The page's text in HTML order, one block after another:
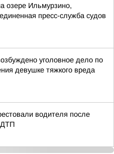
озере Ильмурзино,
пресс-служба судов
уголовное дело по
девушке тяжкого вреда
водителя после
ДТП